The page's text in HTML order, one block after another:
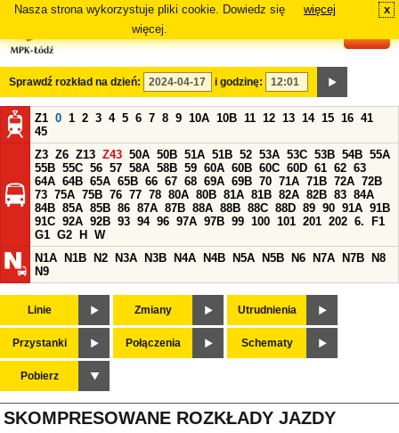
Nasza strona wykorzystuje pliki cookie. Dowiedz się
więcej.
więcej x
Sprawdź rozkład na dzień: i godzinę:
Z1 0 1 2 3 4 5 6 7 8 9 10A 10B 11 12 13 14 15 16 41
45
Z3 Z6 Z13 Z43 50A 50B 51A 51B 52 53A 53C 53B 54B 55A
55B 55C 56 57 58A 58B 59 60A 60B 60C 60D 61 62 63
64A 64B 65A 65B 66 67 68 69A 69B 70 71A 71B 72A 72B
73 75A 75B 76 77 78 80A 80B 81A 81B 82A 82B 83 84A
84B 85A 85B 86 87A 87B 88A 88B 88C 88D 89 90 91A 91B
91C 92A 92B 93 94 96 97A 97B 99 100 101 201 202 6.
F1
G1 G2 H
W
N1A
N1B N2 N3A N3B N4A N4B N5A N5B N6 N7A N7B
N8
N9
Linie Zmiany Utrudnienia
Przystanki Połączenia Schematy
Pobierz
SKOMPRESOWANE ROZKŁADY JAZDY